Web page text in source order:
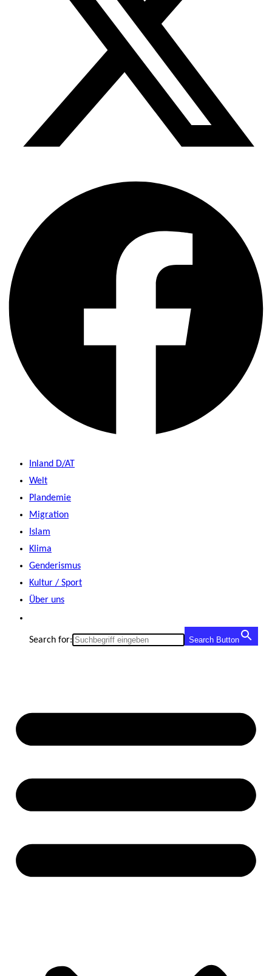
Inland D/AT
Welt
Plandemie
Migration
Islam
Klima
Genderismus
Kultur / Sport
Über uns
Search for: Search Button